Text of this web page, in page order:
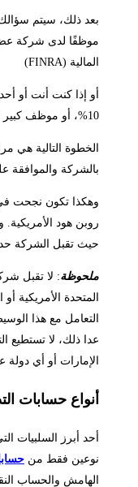
بعد ذلك، سيتم
موظفًا لدى شركة
المالية (FINRA)
أو إذا كنت أنت أو
10%، أو موظف كبير في شركة مساهمة عامة
الخطوة التالية هي
بالشركة والموافقة
وهكذا تكون نجحت
روبن هود
حيث تقبل الشركة حد أدنى
ملحوظة
المتحدة الأمريكية
التعامل مع هذا
عدا ذلك، لا تستطيع
الإمارات أو أي دولة
أنواع حسابات
أحد أبرز السلبيات
نوعين فقط من
الهامش والحساب